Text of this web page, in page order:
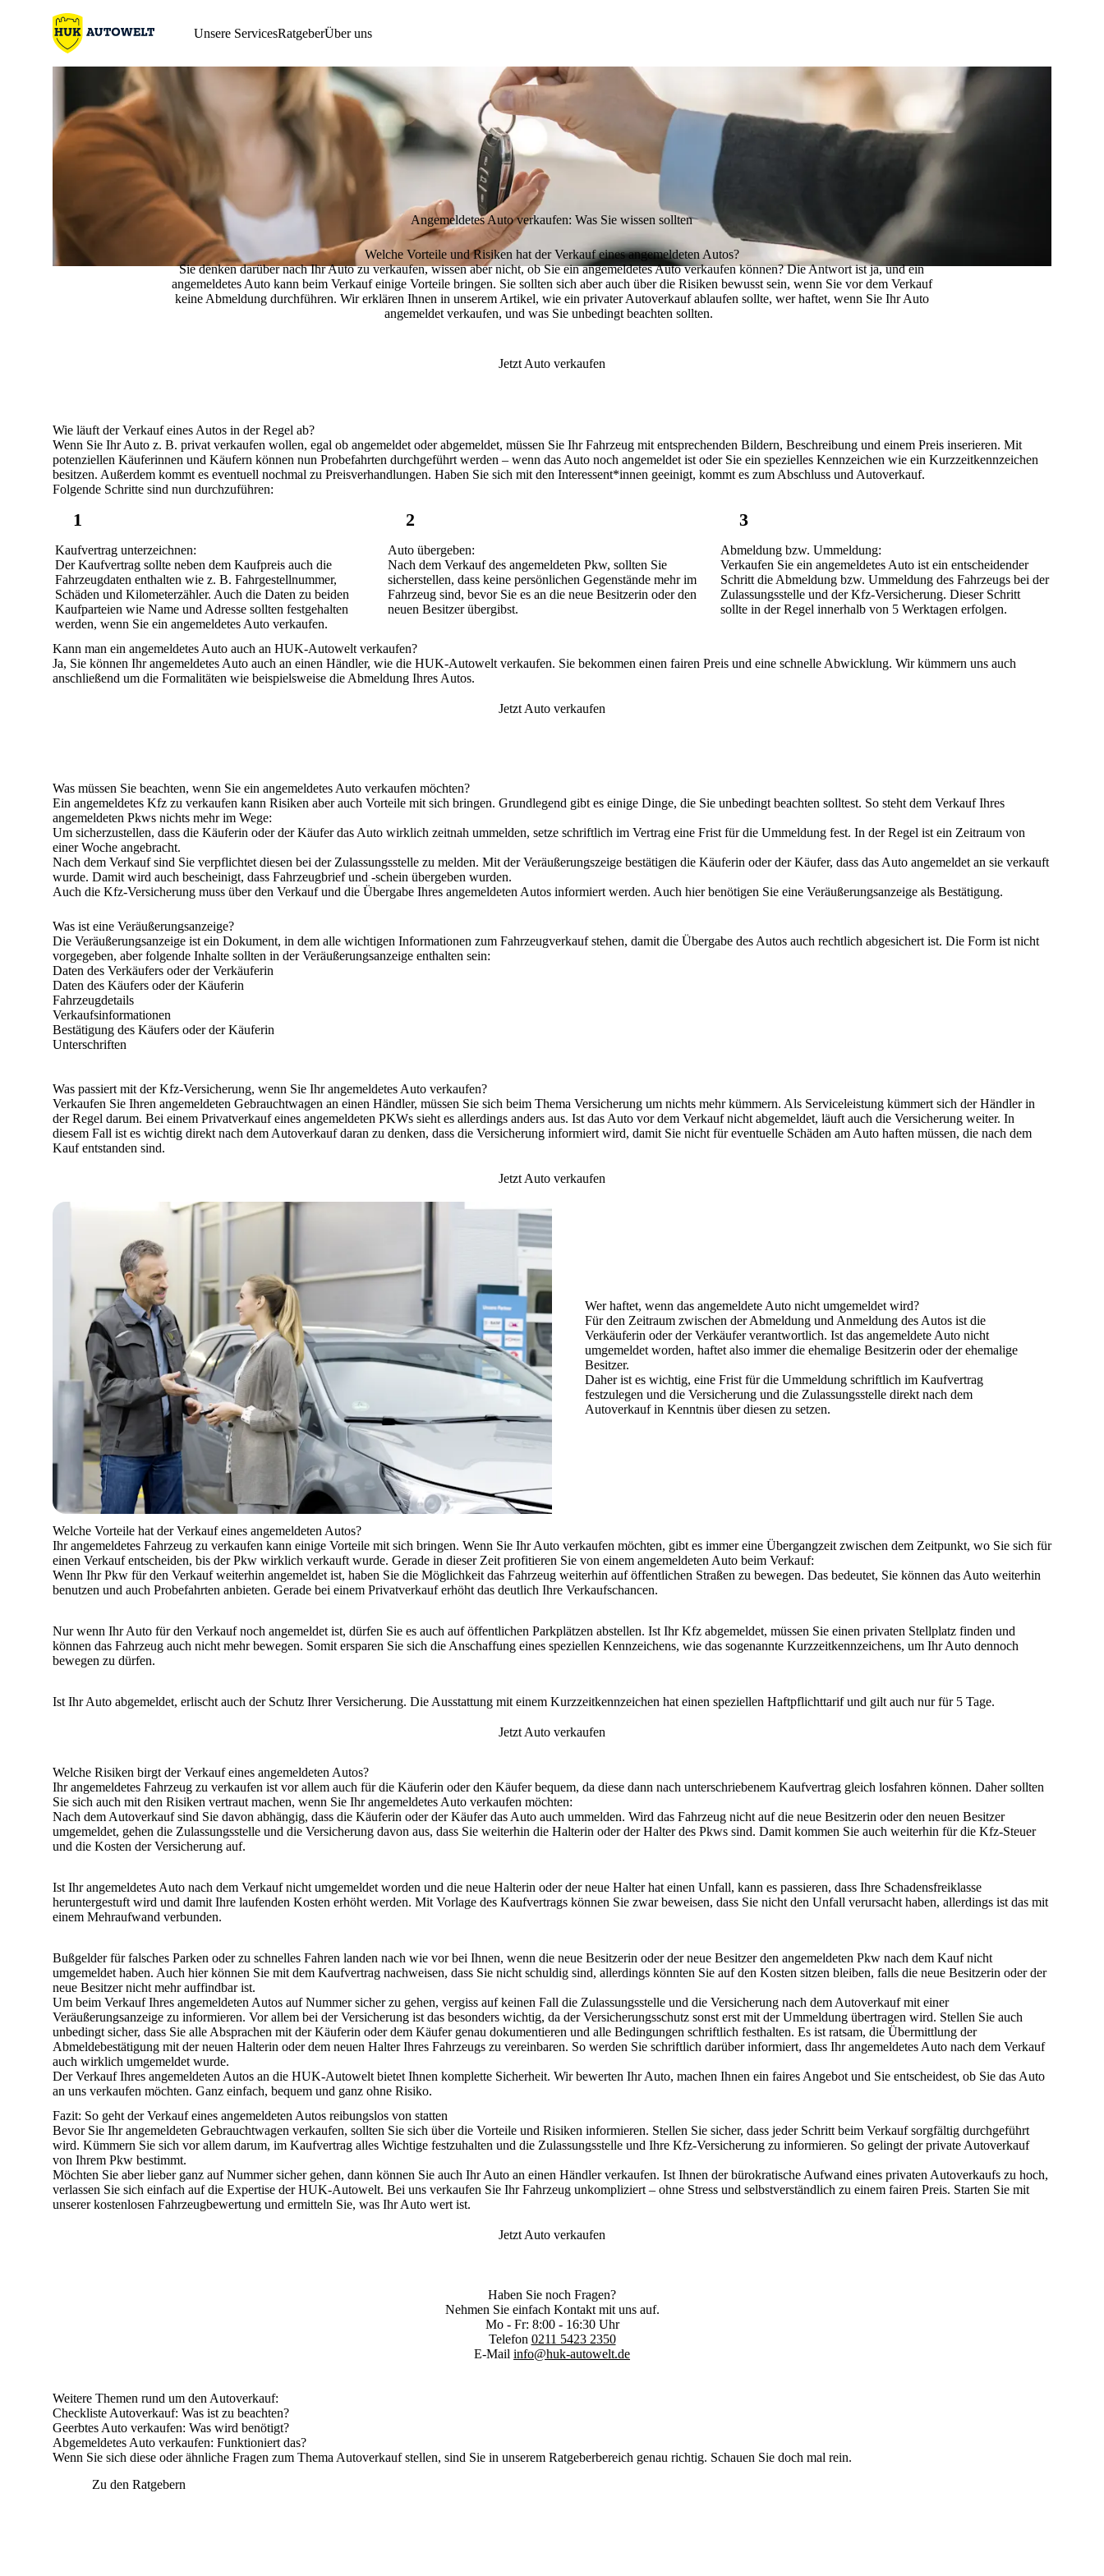
Unsere ServicesRatgeberÜber uns
Angemeldetes Auto verkaufen: Was Sie wissen sollten
Welche Vorteile und Risiken hat der Verkauf eines angemeldeten Autos?
Sie denken darüber nach Ihr Auto zu verkaufen, wissen aber nicht,ob Sie ein angemeldetes Auto verkaufen können? Die Antwort ist ja, und ein
angemeldetes Auto kann beim Verkauf einige Vorteilebringen. Sie sollten sich aber auch über die Risiken bewusst sein, wenn Sie vor dem Verkauf
keine Abmeldung durchführen. Wir erklären Ihnen in unserem Artikel, wie ein privater Autoverkauf ablaufen sollte, wer haftet, wenn Sie Ihr Auto
angemeldet verkaufen, und was Sie unbedingt beachten sollten.
Jetzt Auto verkaufen
Wie läuft der Verkauf eines Autos in der Regel ab?
Wenn Sie IhrAuto z. B. privat verkaufen wollen, egal ob angemeldet oder abgemeldet, müssen Sie Ihr Fahrzeug mit entsprechenden Bildern, Beschreibung und einem Preis inserieren. Mit
potenziellen Käuferinnen und Käufern können nun Probefahrten durchgeführt werden – wenn das Auto noch angemeldet ist oder Sie ein spezielles Kennzeichen wie ein Kurzzeitkennzeichen
besitzen. Außerdem kommt es eventuell nochmal zu Preisverhandlungen. Haben Sie sich mit den Interessent*innen geeinigt, kommt es zum Abschluss und Autoverkauf.
Folgende Schritte sind nun durchzuführen:
1
Kaufvertrag unterzeichnen:
Der Kaufvertrag sollte neben dem Kaufpreis auch die
Fahrzeugdaten enthalten wie z. B. Fahrgestellnummer,
Schäden und Kilometerzähler. Auch die Daten zu beiden
Kaufparteien wie Name und Adresse sollten festgehalten
werden, wenn Sie ein angemeldetes Auto verkaufen.
2
Auto übergeben:
Nach dem Verkauf des angemeldeten Pkw, sollten Sie
sicherstellen, dass keine persönlichen Gegenstände mehr im
Fahrzeug sind, bevor Sie es an die neue Besitzerin oder den
neuen Besitzer übergibst.
3
Abmeldung bzw. Ummeldung:
Verkaufen Sie ein angemeldetes Auto ist ein entscheidender
Schritt die Abmeldung bzw. Ummeldung des Fahrzeugs bei der
Zulassungsstelle und der Kfz-Versicherung. Dieser Schritt
sollte in der Regel innerhalb von 5 Werktagen erfolgen.
Kann man ein angemeldetes Auto auch an HUK-Autowelt verkaufen?
Ja, Sie können Ihr angemeldetes Auto auch an einen Händler, wie die HUK-Autowelt verkaufen. Sie bekommen einen fairen Preis und eine schnelle Abwicklung. Wir kümmern uns auch
anschließend um die Formalitäten wie beispielsweise die Abmeldung Ihres Autos.
Jetzt Auto verkaufen
Was müssen Sie beachten, wenn Sie ein angemeldetes Auto verkaufen möchten?
Ein angemeldetes Kfz zu verkaufen kann Risiken aber auch Vorteile mit sich bringen. Grundlegend gibt es einige Dinge, die Sie unbedingt beachten solltest. So steht dem Verkauf Ihres
angemeldeten Pkws nichts mehr im Wege:
Um sicherzustellen, dass die Käuferin oder der Käufer das Auto wirklich zeitnah ummelden, setze schriftlich im Vertrag eine Frist für die Ummeldung fest. In der Regel ist ein Zeitraum von
einer Woche angebracht.
Nach dem Verkauf sind Sie verpflichtet diesen bei der Zulassungsstelle zu melden. Mit der Veräußerungszeige bestätigen die Käuferin oder der Käufer, dass das Auto angemeldet an sie verkauft
wurde. Damit wird auch bescheinigt, dass Fahrzeugbrief und -schein übergeben wurden.
Auch die Kfz-Versicherung muss über den Verkauf und die Übergabe Ihres angemeldeten Autos informiert werden. Auch hier benötigen Sie eine Veräußerungsanzeige als Bestätigung.
Was ist eine Veräußerungsanzeige?
Die Veräußerungsanzeige ist ein Dokument, in dem alle wichtigen Informationen zum Fahrzeugverkaufstehen, damit die Übergabe des Autos auch rechtlich abgesichert ist. Die Form ist nicht
vorgegeben, aber folgende Inhalte sollten in der Veräußerungsanzeige enthalten sein:
Daten des Verkäufers oder der Verkäuferin
Daten des Käufers oder der Käuferin
Fahrzeugdetails
Verkaufsinformationen
Bestätigung des Käufers oder der Käuferin
Unterschriften
Was passiert mit der Kfz-Versicherung, wenn Sie Ihr angemeldetes Auto verkaufen?
Verkaufen Sie Ihren angemeldeten Gebrauchtwagen an einen Händler, müssen Sie sich beim Thema Versicherung um nichts mehr kümmern. Als Serviceleistung kümmert sich der Händler in
der Regel darum. Bei einem Privatverkauf eines angemeldeten PKWs sieht es allerdings anders aus. Ist das Auto vor dem Verkauf nicht abgemeldet, läuft auch die Versicherung weiter. In
diesem Fall ist es wichtig direkt nach dem Autoverkauf daran zu denken, dass die Versicherung informiert wird, damit Sie nicht für eventuelle Schäden am Auto haften müssen, die nach dem
Kauf entstanden sind.
Jetzt Auto verkaufen
Wer haftet, wenn das angemeldete Auto nicht umgemeldet wird?
Für den Zeitraum zwischen der Abmeldung und Anmeldung des Autos ist die
Verkäuferin oder der Verkäufer verantwortlich. Ist das angemeldete Auto nicht
umgemeldet worden, haftet also immer die ehemalige Besitzerin oder der ehemalige
Besitzer.
Daher ist es wichtig, eine Frist für die Ummeldung schriftlich im Kaufvertrag
festzulegen und die Versicherung und die Zulassungsstelle direkt nach dem
Autoverkaufin Kenntnis über diesen zu setzen.
Welche Vorteile hat der Verkauf eines angemeldeten Autos?
Ihr angemeldetes Fahrzeug zu verkaufen kann einige Vorteile mit sich bringen. Wenn Sie Ihr Auto verkaufen möchten, gibt es immer eine Übergangzeit zwischen dem Zeitpunkt, wo Sie sich für
einen Verkauf entscheiden, bis der Pkw wirklich verkauft wurde. Gerade in dieser Zeit profitieren Sie von einem angemeldeten Auto beim Verkauf:
Wenn Ihr Pkw für den Verkauf weiterhin angemeldet ist, haben Sie die Möglichkeit das Fahrzeug weiterhin auf öffentlichen Straßen zu bewegen. Das bedeutet, Sie können das Auto weiterhin
benutzen und auch Probefahrten anbieten. Gerade bei einem Privatverkauf erhöht das deutlich Ihre Verkaufschancen.
Nur wenn Ihr Auto für den Verkauf noch angemeldet ist, dürfen Sie es auch auf öffentlichen Parkplätzen abstellen. Ist Ihr Kfz abgemeldet, müssen Sie einen privaten Stellplatz finden und
können das Fahrzeug auch nicht mehr bewegen. Somit ersparen Sie sich die Anschaffung eines speziellen Kennzeichens, wie das sogenannte Kurzzeitkennzeichens, um Ihr Auto dennoch
bewegen zu dürfen.
Ist Ihr Auto abgemeldet, erlischt auch der Schutz Ihrer Versicherung. Die Ausstattung mit einem Kurzzeitkennzeichen hat einen speziellen Haftpflichttarif und gilt auch nur für 5 Tage.
Jetzt Auto verkaufen
Welche Risiken birgt der Verkauf eines angemeldeten Autos?
Ihr angemeldetes Fahrzeug zu verkaufen ist vor allem auch für die Käuferin oder den Käufer bequem, da diese dann nach unterschriebenem Kaufvertrag gleich losfahren können. Daher sollten
Sie sich auch mit den Risiken vertraut machen, wenn Sie Ihr angemeldetes Auto verkaufen möchten:
Nach dem Autoverkauf sind Sie davon abhängig, dass die Käuferin oder der Käufer das Auto auch ummelden. Wird das Fahrzeug nicht auf die neue Besitzerin oder den neuen Besitzer
umgemeldet, gehen die Zulassungsstelle und die Versicherung davon aus, dass Sie weiterhin die Halterin oder der Halter des Pkws sind. Damit kommen Sie auch weiterhin für die Kfz-Steuer
und die Kosten der Versicherung auf.
Ist Ihr angemeldetes Auto nach dem Verkaufnicht umgemeldet worden und die neue Halterin oder der neue Halter hat einen Unfall, kann es passieren, dass Ihre Schadensfreiklasse
heruntergestuft wird und damit Ihre laufenden Kosten erhöht werden. Mit Vorlage des Kaufvertrags können Sie zwar beweisen, dass Sie nicht den Unfall verursacht haben, allerdings ist das mit
einem Mehraufwand verbunden.
Bußgelderfür falsches Parken oder zu schnelles Fahren landen nach wie vor bei Ihnen, wenn die neue Besitzerin oder der neue Besitzer den angemeldeten Pkw nach dem Kauf nicht
umgemeldet haben. Auch hier können Sie mit dem Kaufvertrag nachweisen, dass Sie nicht schuldig sind, allerdings könnten Sie auf den Kosten sitzen bleiben, falls die neue Besitzerin oder der
neue Besitzer nicht mehr auffindbar ist.
Um beim Verkauf Ihres angemeldeten Autos auf Nummer sicher zu gehen, vergiss auf keinen Fall die Zulassungsstelle und die Versicherung nach dem Autoverkauf mit einer
Veräußerungsanzeige zu informieren. Vor allem bei der Versicherung ist das besonders wichtig, da der Versicherungsschutz sonst erst mit der Ummeldung übertragen wird. Stellen Sie auch
unbedingt sicher, dass Sie alle Absprachen mit der Käuferin oder dem Käufer genau dokumentieren und alle Bedingungen schriftlich festhalten. Es ist ratsam, die Übermittlung der
Abmeldebestätigung mit der neuen Halterin oder dem neuen Halter Ihres Fahrzeugs zu vereinbaren. So werden Sie schriftlich darüber informiert, dass Ihr angemeldetes Auto nach dem Verkauf
auch wirklich umgemeldet wurde.
Der Verkauf Ihres angemeldeten Autos an die HUK-Autowelt bietet Ihnen komplette Sicherheit. Wir bewerten Ihr Auto, machen Ihnen ein faires Angebot und Sie entscheidest, ob Sie das Auto
an uns verkaufen möchten. Ganz einfach, bequem und ganz ohne Risiko.
Fazit: So geht der Verkauf eines angemeldeten Autos reibungslos von statten
Bevor Sie Ihr angemeldeten Gebrauchtwagen verkaufen, sollten Sie sich über die Vorteile und Risiken informieren. Stellen Sie sicher, dass jeder Schritt beim Verkauf sorgfältig durchgeführt
wird. Kümmern Sie sich vor allem darum, im Kaufvertrag alles Wichtige festzuhalten und die Zulassungsstelle und Ihre Kfz-Versicherung zu informieren. So gelingt der private Autoverkauf
von Ihrem Pkw bestimmt.
Möchten Sie aber lieber ganz auf Nummer sicher gehen, dann können Sie auch Ihr Auto an einen Händler verkaufen. Ist Ihnen der bürokratische Aufwand eines privaten Autoverkaufs zu hoch,
verlassen Sie sich einfach auf die Expertise der HUK-Autowelt. Bei uns verkaufen Sie Ihr Fahrzeug unkompliziert – ohne Stress und selbstverständlich zu einem fairen Preis. Starten Sie mit
unserer kostenlosen Fahrzeugbewertung und ermitteln Sie, was Ihr Auto wert ist.
Jetzt Auto verkaufen
Haben Sie noch Fragen?
Nehmen Sie einfach Kontakt mit uns auf.
Mo - Fr: 8:00 - 16:30 Uhr
Telefon 0211 5423 2350
E-Mail info@huk-autowelt.de
Weitere Themen rund um den Autoverkauf:
Checkliste Autoverkauf: Was ist zu beachten?
Geerbtes Auto verkaufen: Was wird benötigt?
Abgemeldetes Auto verkaufen: Funktioniert das?
Wenn Sie sich diese oder ähnliche Fragen zum Thema Autoverkauf stellen, sind Sie in unserem Ratgeberbereich genau richtig. Schauen Sie doch mal rein.
Zu den Ratgebern